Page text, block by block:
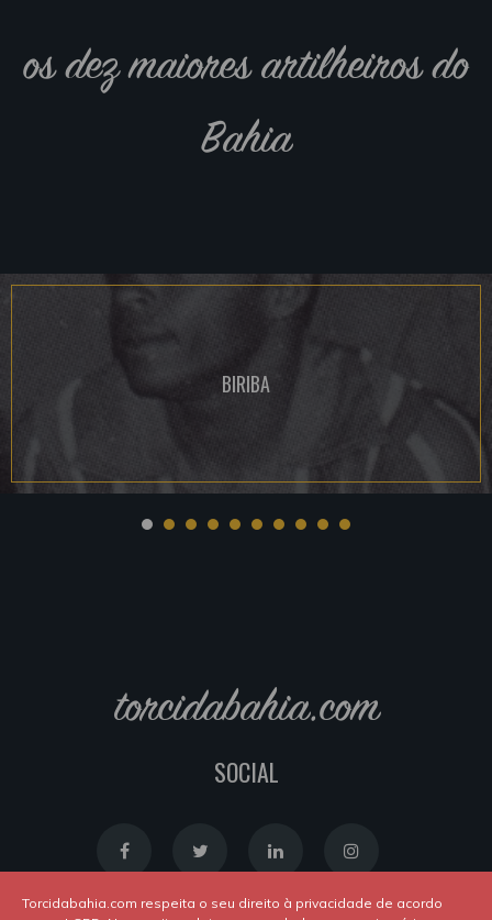
os dez maiores artilheiros do
Bahia
BIRIBA
torcidabahia.com
SOCIAL
Torcidabahia.com respeita o seu direito à privacidade de acordo